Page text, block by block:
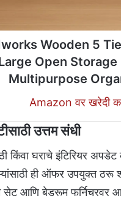
Wooden 5
Open Storage
Multipurpose
Amazon वर खरेदी
उत्तम संधी
किंवा घराचे इंटिरियर अपडेट
ही ऑफर उपयुक्त ठरू
सेट आणि बेडरूम फर्निचरवर